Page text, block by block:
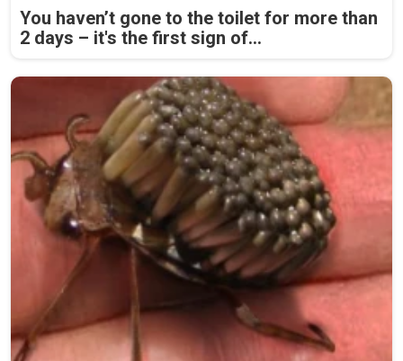
You haven’t gone to the toilet for more than
2 days – it's the first sign of...